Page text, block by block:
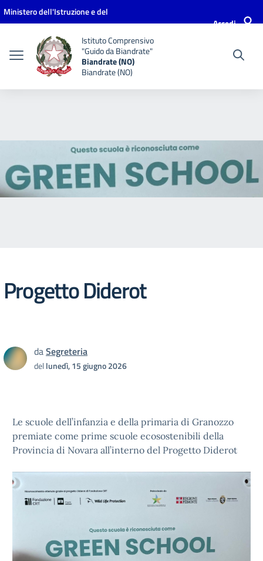
Vai ai contenuti
Vai al menu di navigazione
Vai al footer
Ministero dell'Istruzione e del
Accedi
Istituto Comprensivo
"Guido da Biandrate"
Biandrate (NO)
Biandrate (NO)
Progetto Diderot
daSegreteria
dellunedì, 15 giugno 2026
Le scuole dell’infanzia e della primaria di Granozzo
premiate come prime scuole ecosostenibili della
Provincia di Novara all’interno del Progetto Diderot